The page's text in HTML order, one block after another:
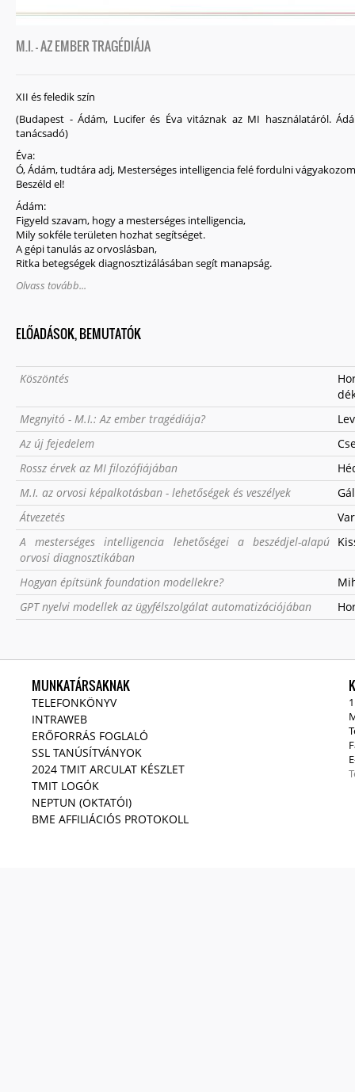
M.I. - AZ EMBER TRAGÉDIÁJA
XII és feledik szín
(Budapest - Ádám, Lucifer és Éva vitáznak az MI használatáról.
tanácsadó)
Éva:
Ó, Ádám, tudtára adj, Mesterséges intelligencia felé fordulni
Beszéld el!
Ádám:
Figyeld szavam, hogy a mesterséges intelligencia,
Mily sokféle területen hozhat segítséget.
A gépi tanulás az orvoslásban,
Ritka betegségek diagnosztizálásában segít manapság.
Olvass tovább...
ELŐADÁSOK, BEMUTATÓK
Köszöntés
Megnyitó - M.I.: Az ember tragédiája?
Az új fejedelem
Rossz érvek az MI filozófiájában
M.I. az orvosi képalkotásban - lehetőségek és veszélyek
Átvezetés
A mesterséges intelligencia lehetőségei a beszédjel-alapú
orvosi diagnosztikában
Hogyan építsünk foundation modellekre?
GPT nyelvi modellek az ügyfélszolgálat automatizációjában
MUNKATÁRSAKNAK
TELEFONKÖNYV
INTRAWEB
ERŐFORRÁS FOGLALÓ
SSL TANÚSÍTVÁNYOK
2024 TMIT ARCULAT KÉSZLET
TMIT LOGÓK
NEPTUN (OKTATÓI)
BME AFFILIÁCIÓS PROTOKOLL